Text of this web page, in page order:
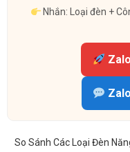
Nhắn: Loại đèn +
So Sánh Các Loại Đèn